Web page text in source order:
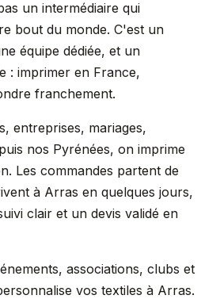
un intermédiaire qui
bout du monde. C'est un
équipe dédiée, et un
: imprimer en France,
franchement.
entreprises, mariages,
nos Pyrénées, on imprime
Les commandes partent de
à Arras en quelques jours,
clair et un devis validé en
associations, clubs et
vos textiles à Arras.